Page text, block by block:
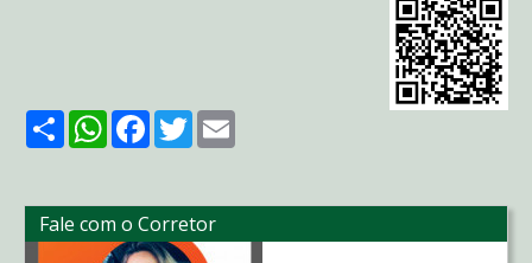
ShareWhatsApp
Facebook
Twitter
Fale com o Corretor